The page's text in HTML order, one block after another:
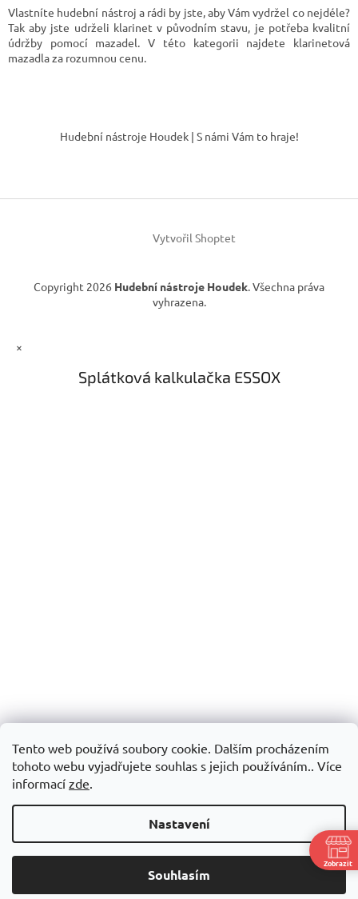
Tento web používá soubory cookie. Dalším procházením
tohoto webu vyjadřujete souhlas s jejich používáním.. Více
informací zde.
Nastavení
Souhlasím
l
á
d
v
k
s
Vlastníte hudební nástroj a rádi by jste, aby Vám vydržel co nejdéle?
Tak aby jste udrželi klarinet v původním stavu, je potřeba kvalitní
údržby pomocí mazadel. V této kategorii najdete klarinetová
mazadla za rozumnou cenu.
í
Hudební nástroje Houdek | S námi Vám to hraje!
Vytvořil Shoptet
Copyright 2026 Hudební nástroje Houdek. Všechna práva
vyhrazena.
×
Splátková kalkulačka ESSOX
Zobrazit